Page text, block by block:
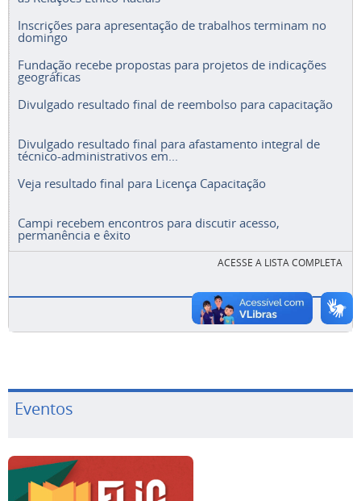
Inscrições para apresentação de trabalhos terminam no
domingo
Fundação recebe propostas para projetos de indicações
geográficas
Divulgado resultado final de reembolso para capacitação
Divulgado resultado final para afastamento integral de
técnico-administrativos em...
Veja resultado final para Licença Capacitação
Campi recebem encontros para discutir acesso,
permanência e êxito
ACESSE A LISTA COMPLETA
Eventos